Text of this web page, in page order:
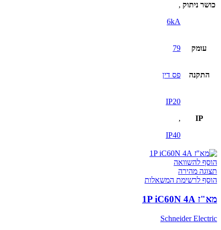
כושר ניתוק ,
6kA
עומק 79
התקנה פס דין
IP
IP20
,
IP40
הוסף להשוואה
תצוגה מהירה
הוסף לרשימת המשאלות
מא"ז 1P iC60N 4A
Schneider Electric